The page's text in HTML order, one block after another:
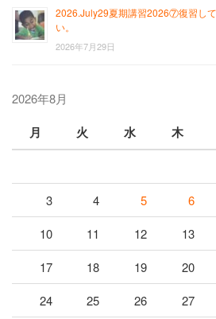
2026.July29夏期講習2026⑦復習し
い。
2026年7月29日
2026年8月
月 火 水 木
3
4 5 6
10
11 12 13
17
18 19 20
24
25 26 27